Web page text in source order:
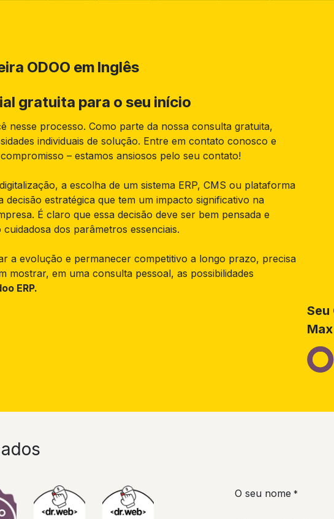
ODOO em Inglês
gratuita para o seu início
nesse processo. Como parte da nossa consulta gratuita,
individuais de solução. Entre em contato conosco e
– estamos ansiosos pelo seu contato!
a escolha de um sistema ERP, CMS ou plataforma
estratégica que tem um impacto significativo na
É claro que essa decisão deve ser bem pensada e
dos parâmetros essenciais.
a evolução e permanecer competitivo a longo prazo, precisa
mostrar, em uma consulta pessoal, as possibilidades
ERP.
Seu
O seu nome *